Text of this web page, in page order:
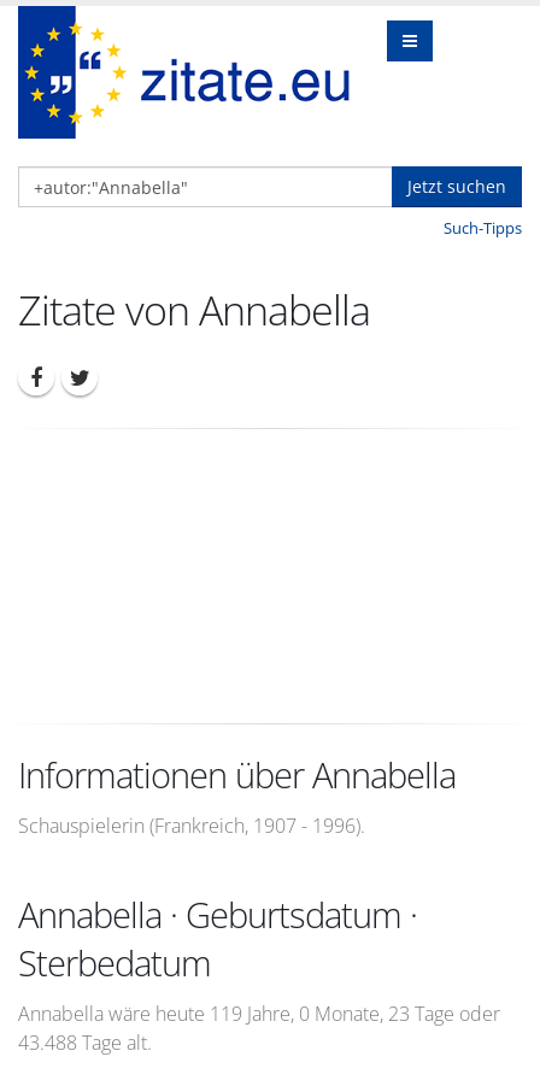
Jetzt suchen
Such-Tipps
Zitate von Annabella
Informationen über Annabella
Schauspielerin (Frankreich, 1907 - 1996).
Annabella · Geburtsdatum ·
Sterbedatum
Annabella wäre heute 119 Jahre, 0 Monate, 23 Tage oder
43.488 Tage alt.